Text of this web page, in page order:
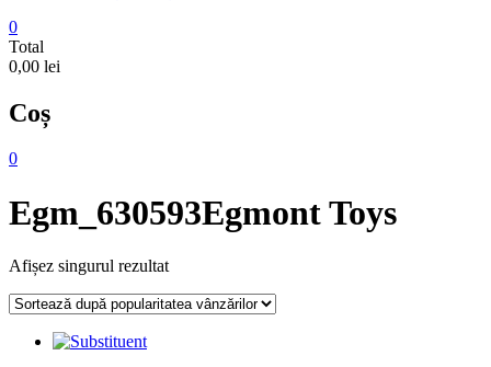
0
Total
0,00 lei
Coș
0
Egm_630593Egmont Toys
Afișez singurul rezultat